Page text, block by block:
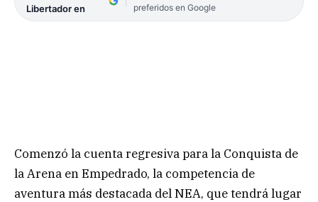
Libertador en
preferidos en Google
Comenzó la cuenta regresiva para la Conquista de
la Arena en Empedrado, la competencia de
aventura más destacada del NEA, que tendrá lugar